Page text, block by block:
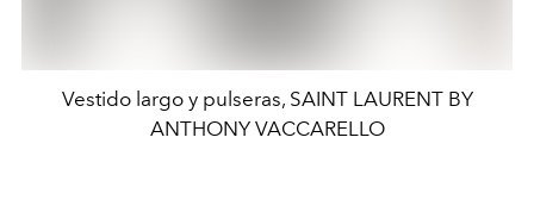
Vestido largo y pulseras, SAINT LAURENT BY
ANTHONY VACCARELLO